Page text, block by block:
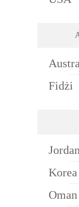
Fidżi
Korea
Oman